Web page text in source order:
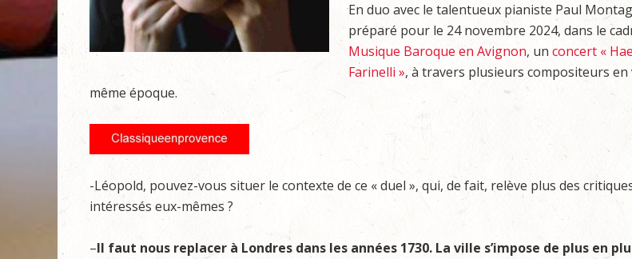
En duo avec le talentueux pianiste Paul
préparé pour le 24 novembre 2024, dans le
Musique Baroque en Avignon, un concert «
Farinelli », à travers plusieurs compositeurs en
même époque.
-Léopold, pouvez-vous situer le contexte de ce « duel », qui, de fait, relève plus des
intéressés eux-mêmes ?
–Il faut nous replacer à Londres dans les années 1730. La ville s’impose de plus en